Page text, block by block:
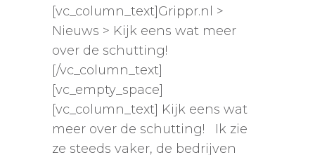
[vc_column_text]Grippr.nl >
Nieuws > Kijk eens wat meer
over de schutting!
[/vc_column_text]
[vc_empty_space]
[vc_column_text] Kijk eens wat
meer over de schutting! Ik zie
ze steeds vaker, de bedrijven